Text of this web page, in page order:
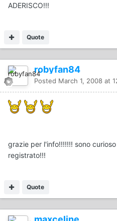
ADERISCO!!!
Quote
robyfan84
Posted March 1, 2008 at
grazie per l'info!!!!!!! sono
registrato!!!
Quote